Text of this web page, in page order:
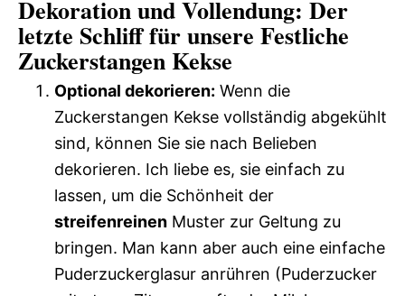
Dekoration und Vollendung: Der
letzte Schliff für unsere Festliche
Zuckerstangen Kekse
Optional dekorieren: Wenn die
Zuckerstangen Kekse vollständig abgekühlt
sind, können Sie sie nach Belieben
dekorieren. Ich liebe es, sie einfach zu
lassen, um die Schönheit der
streifenreinen Muster zur Geltung zu
bringen. Man kann aber auch eine einfache
Puderzuckerglasur anrühren (Puderzucker